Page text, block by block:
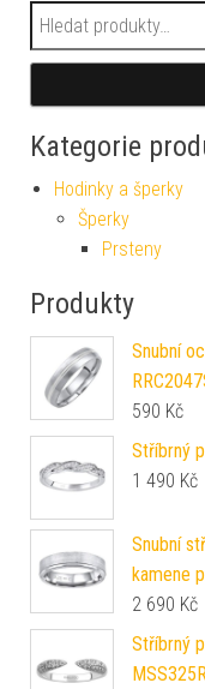
Hledat:
Kategorie
Hodinky a šperky
Šperky
Prsteny
Produkty
Snubní
590 Kč
Stříbrný
1 490 Kč
Snubní
kamene
2 690 Kč
Stříbrný